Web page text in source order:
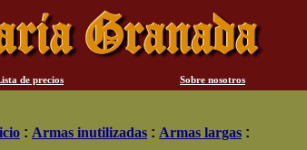
de precios Sobre nosotros
: Armas inutilizadas : Armas largas :